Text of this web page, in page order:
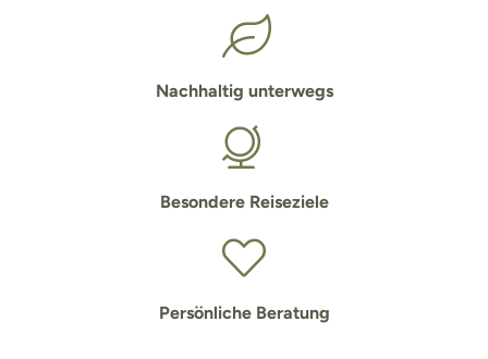
Nachhaltig unterwegs
Besondere Reiseziele
Persönliche Beratung